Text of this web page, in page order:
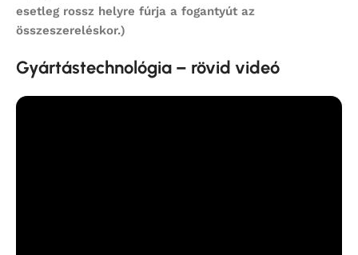
esetleg rossz helyre fúrja a fogantyút az
összeszereléskor.)
Gyártástechnológia – rövid videó